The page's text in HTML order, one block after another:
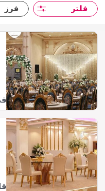
فلتر فرز